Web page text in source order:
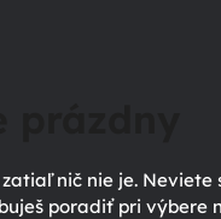
nič nie je. Neviete
poradiť pri výbere